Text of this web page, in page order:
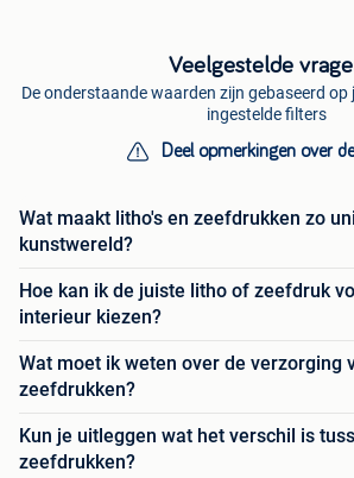
Veelgestelde
De onderstaande waarden zijn gebaseerd op
ingestelde filters
Deel opmerkingen over
Wat maakt litho's en zeefdrukken zo
kunstwereld?
Hoe kan ik de juiste litho of zeefdruk
interieur kiezen?
Wat moet ik weten over de verzorging
zeefdrukken?
Kun je uitleggen wat het verschil is
zeefdrukken?